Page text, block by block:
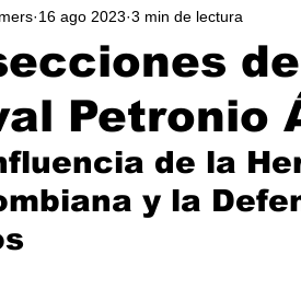
Migración Justicia del
Justicia social
de la salud mental
Petronio
16 ago 2023 3 min de lectura
de la
y la